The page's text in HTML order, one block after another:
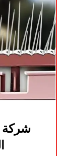
شركة